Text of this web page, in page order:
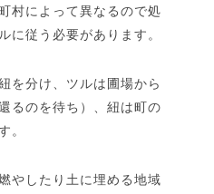
村によって異なるので処
に従う必要があります。
を分け、ツルは圃場から
るのを待ち）、紐は町の
。
やしたり土に埋める地域